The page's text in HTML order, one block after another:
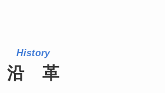
History
沿 革